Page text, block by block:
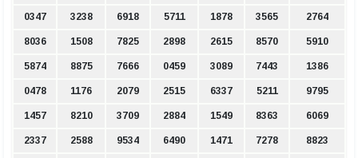
0347 3238 6918 5711 1878 3565 2764
8036 1508 7825 2898 2615 8570 5910
5874 8875 7666 0459 3089 7443 1386
0478 1176 2079 2515 6337 5211 9795
1457 8210 3709 2884 1549 8363 6069
2337 2588 9534 6490 1471 7278 8823